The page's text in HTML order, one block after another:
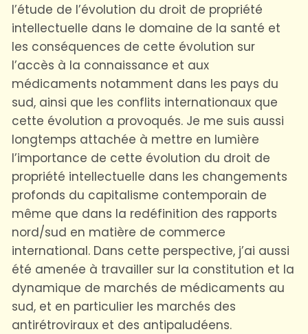
l’étude de l’évolution du droit de propriété
intellectuelle dans le domaine de la santé et
les conséquences de cette évolution sur
l’accès à la connaissance et aux
médicaments notamment dans les pays du
sud, ainsi que les conflits internationaux que
cette évolution a provoqués. Je me suis aussi
longtemps attachée à mettre en lumière
l’importance de cette évolution du droit de
propriété intellectuelle dans les changements
profonds du capitalisme contemporain de
même que dans la redéfinition des rapports
nord/sud en matière de commerce
international. Dans cette perspective, j’ai aussi
été amenée à travailler sur la constitution et la
dynamique de marchés de médicaments au
sud, et en particulier les marchés des
antirétroviraux et des antipaludéens.